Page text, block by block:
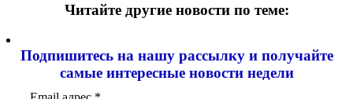
Читайте другие новости по теме:
Подпишитесь на нашу рассылку и получайте
самые интересные новости недели